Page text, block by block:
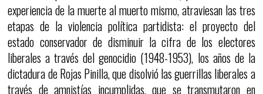
experiencia de la muerte al muerto mismo, atraviesan las tres
etapas de la violencia política partidista: el proyecto del
estado conservador de disminuir la cifra de los electores
liberales a través del genocidio (1948-1953), los años de la
dictadura de Rojas Pinilla, que disolvió las guerrillas liberales a
través de amnistías incumplidas, que se transmutaron en